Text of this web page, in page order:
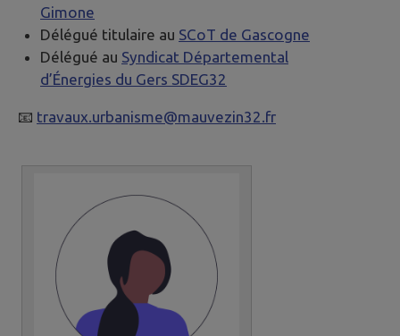
Gimone
Délégué titulaire au SCoT de Gascogne
Délégué au Syndicat Départemental
d’Énergies du Gers SDEG32
📧 travaux.urbanisme@mauvezin32.fr